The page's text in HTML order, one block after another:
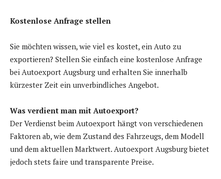
Kostenlose Anfrage stellen
Sie möchten wissen, wie viel es kostet, ein Auto zu
exportieren? Stellen Sie einfach eine kostenlose Anfrage
bei Autoexport Augsburg und erhalten Sie innerhalb
kürzester Zeit ein unverbindliches Angebot.
Was verdient man mit Autoexport?
Der Verdienst beim Autoexport hängt von verschiedenen
Faktoren ab, wie dem Zustand des Fahrzeugs, dem Modell
und dem aktuellen Marktwert. Autoexport Augsburg bietet
jedoch stets faire und transparente Preise.